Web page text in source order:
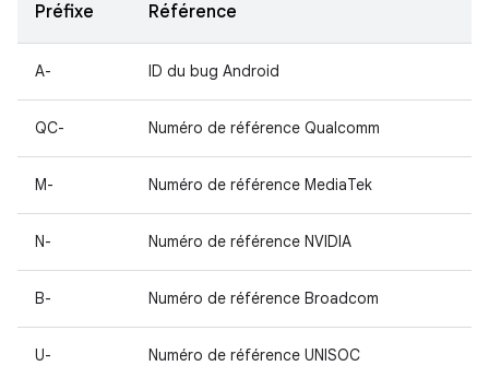
Préfixe Référence
A- ID du bug Android
QC- Numéro de référence Qualcomm
M- Numéro de référence MediaTek
N- Numéro de référence NVIDIA
B- Numéro de référence Broadcom
U- Numéro de référence UNISOC